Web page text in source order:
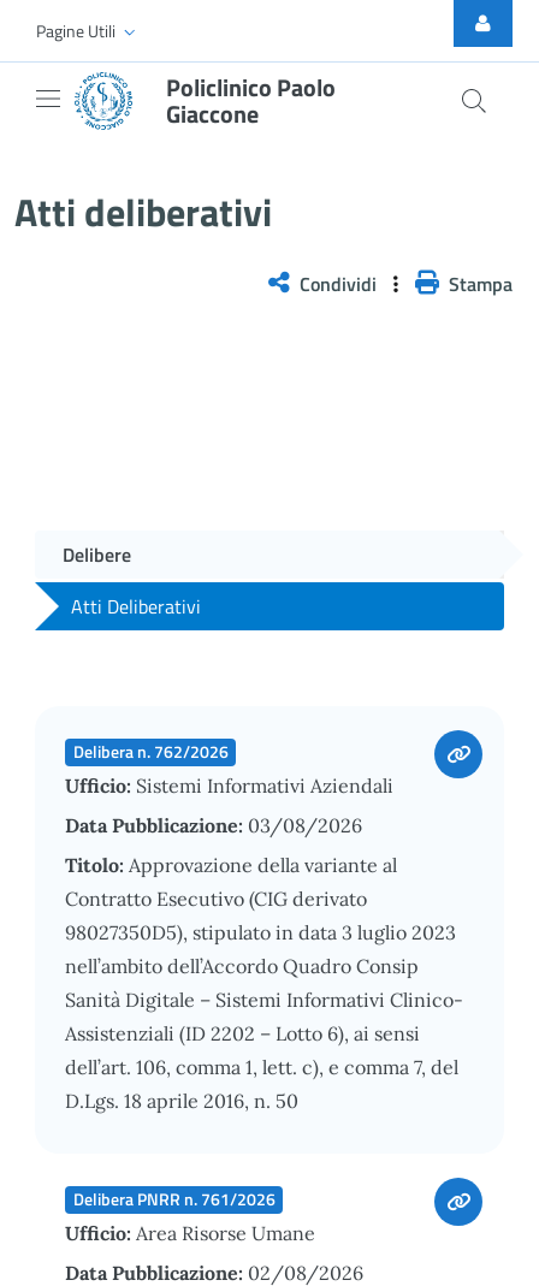
Skip to Main Content
Pagine Utili
Policlinico Paolo
Giaccone
Atti deliberativi
Condividi Stampa
Delibere
Atti Deliberativi
Delibera n. 762/2026
Ufficio: Sistemi Informativi Aziendali
Data Pubblicazione: 03/08/2026
Titolo: Approvazione della variante al
Contratto Esecutivo (CIG derivato
98027350D5), stipulato in data 3 luglio 2023
nell’ambito dell’Accordo Quadro Consip
Sanità Digitale – Sistemi Informativi Clinico-
Assistenziali (ID 2202 – Lotto 6), ai sensi
dell’art. 106, comma 1, lett. c), e comma 7, del
D.Lgs. 18 aprile 2016, n. 50
Delibera PNRR n. 761/2026
Ufficio: Area Risorse Umane
Data Pubblicazione: 02/08/2026